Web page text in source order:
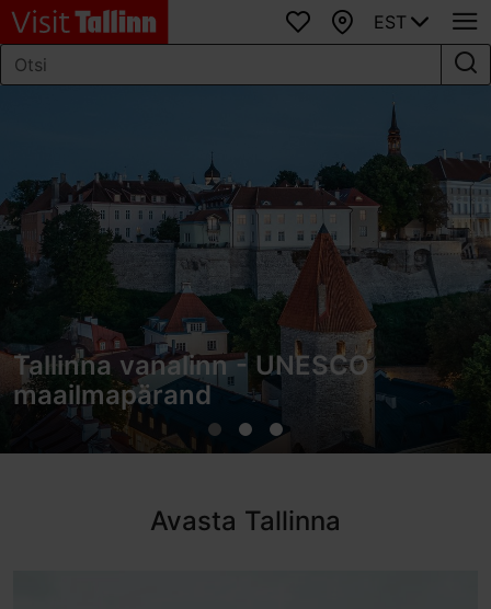
Lemmikud
Kaart
EST
Tallinna vanalinn - UNESCO
maailmapärand
Avasta Tallinna